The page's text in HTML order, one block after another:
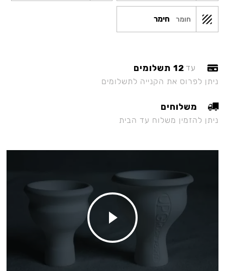
חומר חימר
עד 12 תשלומים
ניתן לפרוס את הקנייה לתשלומים
משלוחים
ניתן להזמין משלוח עד הבית